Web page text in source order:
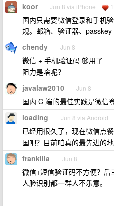
koor Jun 8 via iPhone
国内只需要微信登录和手机
规。邮箱、验证器、
chendy Jun 8
微信 + 手机验证码 够用了
阻力是啥呢？
javalaw2010 Jun 8
国内 C 端的最佳实践是微信
loading Jun 8 via Android
已经用很久了，现在微信点
国吧？目前咱真的最先进的地
frankilla Jun 8
微信+短信验证码不方便？
人脸识别都一群人不乐意。